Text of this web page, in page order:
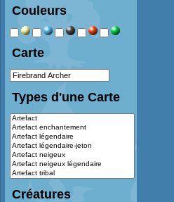
Couleurs
Carte
Types d'une Carte
Créatures